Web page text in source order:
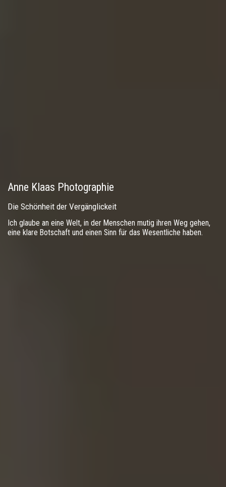
Anne Klaas Photographie
Die Schönheit der Vergänglickeit
Ich glaube an eine Welt, in der Menschen mutig ihren Weg gehen,
eine klare Botschaft und einen Sinn für das Wesentliche haben.